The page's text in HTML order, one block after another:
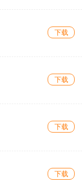
下载
下载
下载
下载